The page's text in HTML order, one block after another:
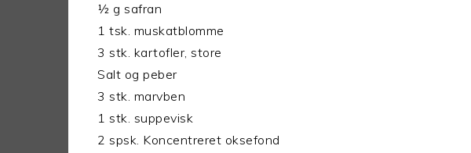
½ g safran
1 tsk. muskatblomme
3 stk. kartofler, store
Salt og peber
3 stk. marvben
1 stk. suppevisk
2 spsk. Koncentreret oksefond